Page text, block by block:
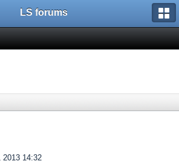
LS forums
2013 14:32